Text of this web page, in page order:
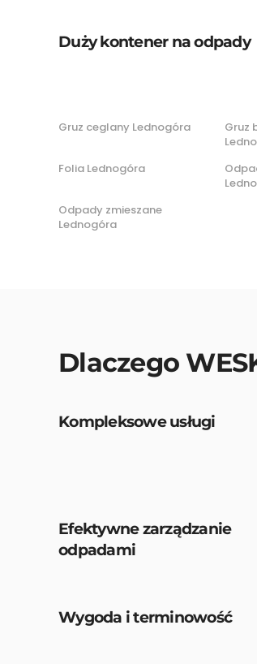
Duży kontener na odpady
Gruz ceglany Lednogóra
Gruz
Folia Lednogóra
Odpady zmieszane
Lednogóra
Dlaczego
Kompleksowe usługi
Efektywne zarządzanie
odpadami
Wygoda i terminowość